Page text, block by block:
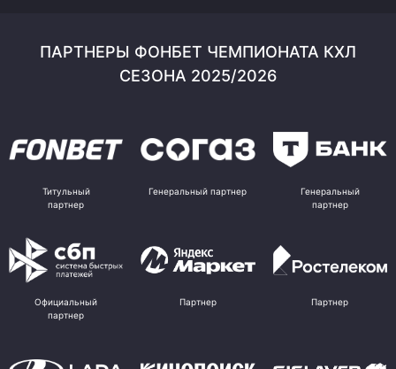
ПАРТНЕРЫ ФОНБЕТ ЧЕМПИОНАТА КХЛ
СЕЗОНА 2025/2026
Титульный
партнер
Генеральный партнер
Генеральный
партнер
Официальный
партнер
Партнер Партнер